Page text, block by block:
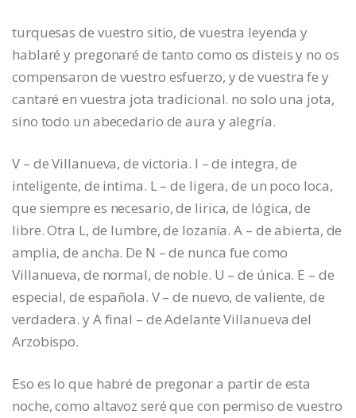
turquesas de vuestro sitio, de vuestra leyenda y
hablaré y pregonaré de tanto como os disteis y no os
compensaron de vuestro esfuerzo, y de vuestra fe y
cantaré en vuestra jota tradicional. no solo una jota,
sino todo un abecedario de aura y alegría.
V – de Villanueva, de victoria. I – de integra, de
inteligente, de intima. L – de ligera, de un poco loca,
que siempre es necesario, de lirica, de lógica, de
libre. Otra L, de lumbre, de lozanía. A – de abierta, de
amplia, de ancha. De N – de nunca fue como
Villanueva, de normal, de noble. U – de única. E – de
especial, de española. V – de nuevo, de valiente, de
verdadera. y A final – de Adelante Villanueva del
Arzobispo.
Eso es lo que habré de pregonar a partir de esta
noche, como altavoz seré que con permiso de vuestro